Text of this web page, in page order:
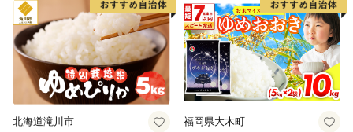
分け 家庭用
北海道滝川市 福岡県大木町